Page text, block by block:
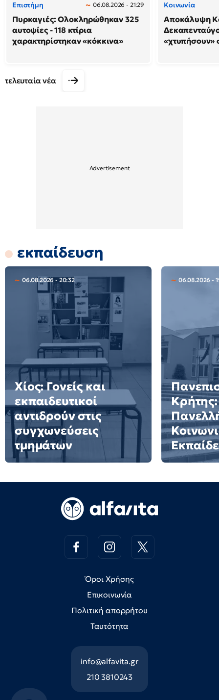
Επιστήμη 06.08.2026 - 21:29
Πυρκαγιές: Ολοκληρώθηκαν 325
αυτοψίες - 118 κτίρια
χαρακτηρίστηκαν «κόκκινα»
Κοινωνία
Αποκάλυψη
«χτυπήσουν»
τελευταία νέα
εκπαίδευση
06.08.2026 - 20:32
Χίος: Γονείς και
εκπαιδευτικοί
αντιδρούν στις
συγχωνεύσεις
τμημάτων
06.08.2026 -
Όροι Χρήσης
Επικοινωνία
Πολιτική απορρήτου
Ταυτότητα
info@alfavita.gr
210 3810243